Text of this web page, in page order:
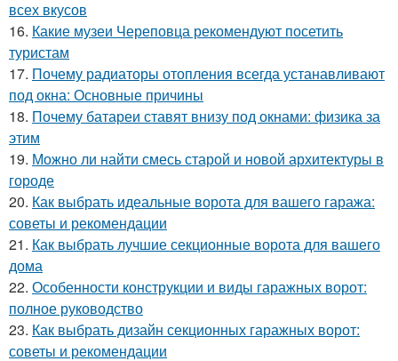
всех вкусов
16. Какие музеи Череповца рекомендуют посетить
туристам
17. Почему радиаторы отопления всегда устанавливают
под окна: Основные причины
18. Почему батареи ставят внизу под окнами: физика за
этим
19. Можно ли найти смесь старой и новой архитектуры в
городе
20. Как выбрать идеальные ворота для вашего гаража:
советы и рекомендации
21. Как выбрать лучшие секционные ворота для вашего
дома
22. Особенности конструкции и виды гаражных ворот:
полное руководство
23. Как выбрать дизайн секционных гаражных ворот:
советы и рекомендации